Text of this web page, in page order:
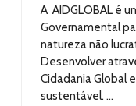
A AIDGLOBAL é
Governamental
natureza não
Desenvolver
Cidadania Global
sustentável. ...